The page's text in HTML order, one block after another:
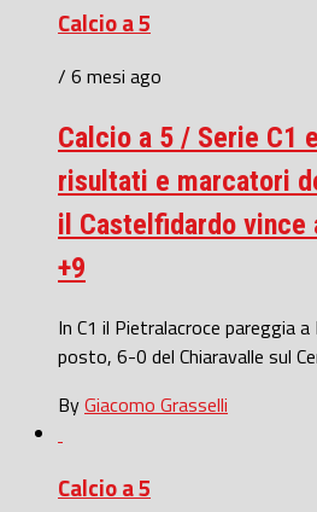
Calcio a 5
/ 6 mesi ago
Calcio a 5 / Serie C1
risultati e marcatori
il Castelfidardo vince
+9
In C1 il Pietralacroce pareggia
posto, 6-0 del Chiaravalle sul
ByGiacomo Grasselli
Calcio a 5